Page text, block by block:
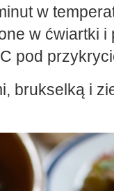
w
w ćwiartki
pod
brukselką i